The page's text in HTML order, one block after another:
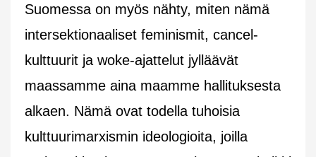
Suomessa on myös nähty, miten nämä
intersektionaaliset feminismit, cancel-
kulttuurit ja woke-ajattelut jylläävät
maassamme aina maamme hallituksesta
alkaen. Nämä ovat todella tuhoisia
kulttuurimarxismin ideologioita, joilla